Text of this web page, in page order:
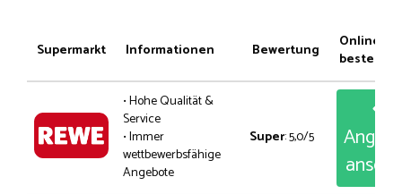
Supermarkt Informationen Bewertung
Online
bestellen
• Hohe Qualität &
Service
• Immer
wettbewerbsfähige
Angebote
Super: 5,0/5